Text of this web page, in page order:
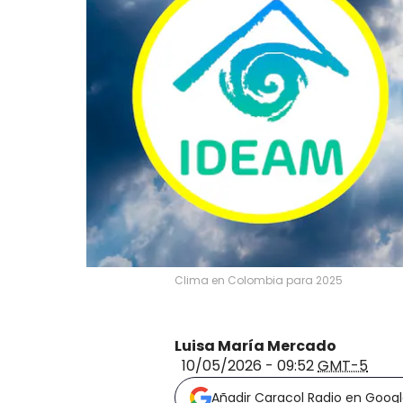
Clima en Colombia para 2025
Luisa María Mercado
10/05/2026 - 09:52GMT-5
Añadir Caracol Radio en